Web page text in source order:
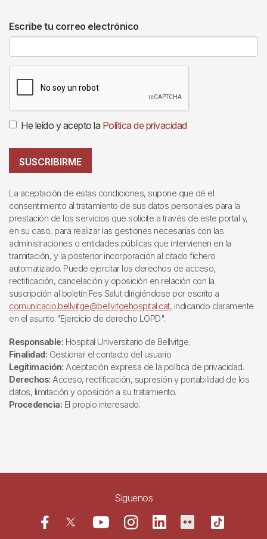
Escribe tu correo electrónico
He leído y acepto la Política de privacidad
SUSCRIBIRME
La aceptación de estas condiciones, supone que dé el
consentimiento al tratamiento de sus datos personales para la
prestación de los servicios que solicite a través de este portal y,
en su caso, para realizar las gestiones necesarias con las
administraciones o entidades públicas que intervienen en la
tramitación, y la posterior incorporación al citado fichero
automatizado. Puede ejercitar los derechos de acceso,
rectificación, cancelación y oposición en relación con la
suscripción al boletín Fes Salut dirigiéndose por escrito a
comunicacio.bellvitge@bellvitgehospital.cat, indicando claramente
en el asunto "Ejercicio de derecho LOPD".
Responsable: Hospital Universitario de Bellvitge.
Finalidad: Gestionar el contacto del usuario
Legitimación: Aceptación expresa de la política de privacidad.
Derechos: Acceso, rectificación, supresión y portabilidad de los
datos, limitación y oposición a su tratamiento.
Procedencia: El propio interesado.
Siguenos